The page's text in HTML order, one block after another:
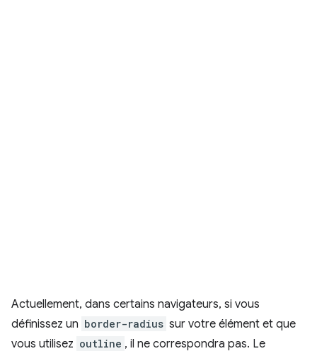
Actuellement, dans certains navigateurs, si vous
définissez un border-radius sur votre élément et que
vous utilisez outline , il ne correspondra pas. Le